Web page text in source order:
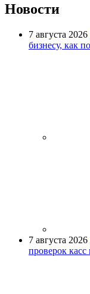
Новости
7 августа 2026
бизнесу, как
7 августа 2026
проверок